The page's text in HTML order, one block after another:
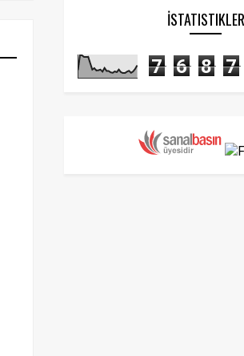
İSTATISTIKLER
7 6 8 7